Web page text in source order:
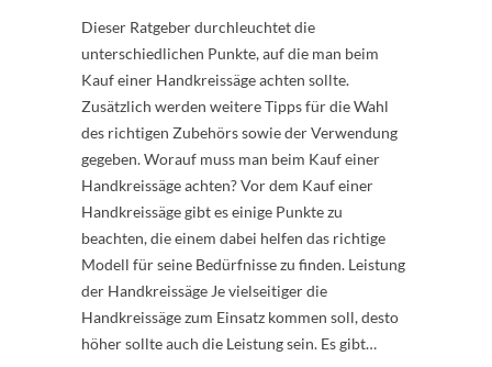
Dieser Ratgeber durchleuchtet die
unterschiedlichen Punkte, auf die man beim
Kauf einer Handkreissäge achten sollte.
Zusätzlich werden weitere Tipps für die Wahl
des richtigen Zubehörs sowie der Verwendung
gegeben. Worauf muss man beim Kauf einer
Handkreissäge achten? Vor dem Kauf einer
Handkreissäge gibt es einige Punkte zu
beachten, die einem dabei helfen das richtige
Modell für seine Bedürfnisse zu finden. Leistung
der Handkreissäge Je vielseitiger die
Handkreissäge zum Einsatz kommen soll, desto
höher sollte auch die Leistung sein. Es gibt…